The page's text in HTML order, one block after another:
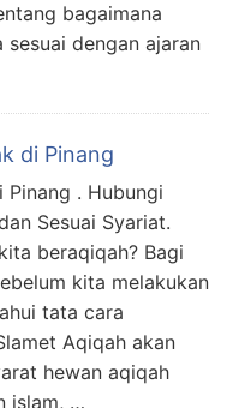
bagaimana
sesuai dengan ajaran
di Pinang
. Hubungi
Sesuai Syariat.
beraqiqah? Bagi
kita melakukan
tata cara
Aqiqah akan
hewan aqiqah
islam, …